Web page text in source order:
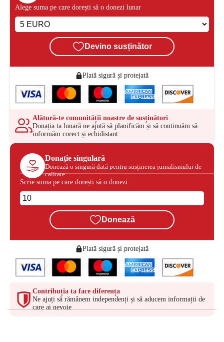
Alege suma pe care dorești să o donezi lunar
Devino susținător
Plată sigură și protejată
Alătură-te comunității noastre de susținători
Donația ta lunară ne ajută să planificăm și să continuăm să
informăm corect și echidistant
Donație singulară
Donează o singură dată pentru susținerea jurnalismului de
calitate
Scrie suma pe care dorești să o donezi
Donează
Plată sigură și protejată
Contribuția ta face diferența
Ne ajuți să rămânem independenți și să aducem informații de
care ai nevoie